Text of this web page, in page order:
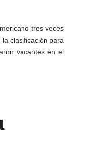
tres veces
clasificación para
vacantes en el